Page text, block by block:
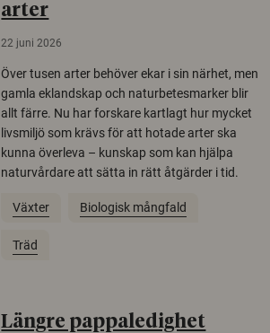
arter
22 juni 2026
Över tusen arter behöver ekar i sin närhet, men
gamla eklandskap och naturbetesmarker blir
allt färre. Nu har forskare kartlagt hur mycket
livsmiljö som krävs för att hotade arter ska
kunna överleva – kunskap som kan hjälpa
naturvårdare att sätta in rätt åtgärder i tid.
Växter Biologisk mångfald
Träd
Längre pappaledighet